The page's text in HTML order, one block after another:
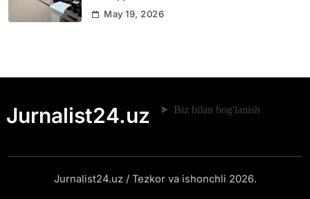
May 19, 2026
Jurnalist24.uz Biz bilan bog'lanish
Jurnalist24.uz / Tezkor va ishonchli 2026.